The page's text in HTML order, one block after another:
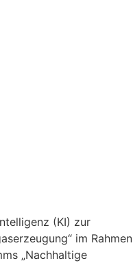
(KI) zur
im Rahmen
„Nachhaltige